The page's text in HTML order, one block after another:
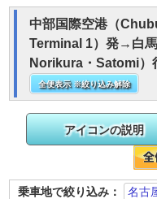
中部国際空港（
Terminal 1）発→白
Norikura・Satomi
全便表示 ※絞り込み解除
乗車地で絞り込み：
名古
アイコンの説明